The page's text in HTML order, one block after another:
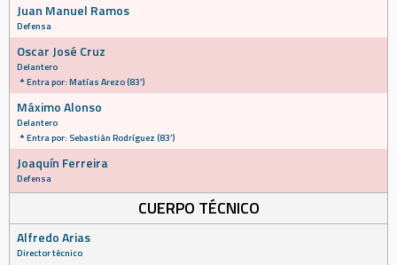
Juan Manuel Ramos
Defensa
Oscar José Cruz
Delantero
Entra por: Matías Arezo (83')
Máximo Alonso
Delantero
Entra por: Sebastián Rodríguez (83')
Joaquín Ferreira
Defensa
CUERPO TÉCNICO
Alfredo Arias
Director técnico